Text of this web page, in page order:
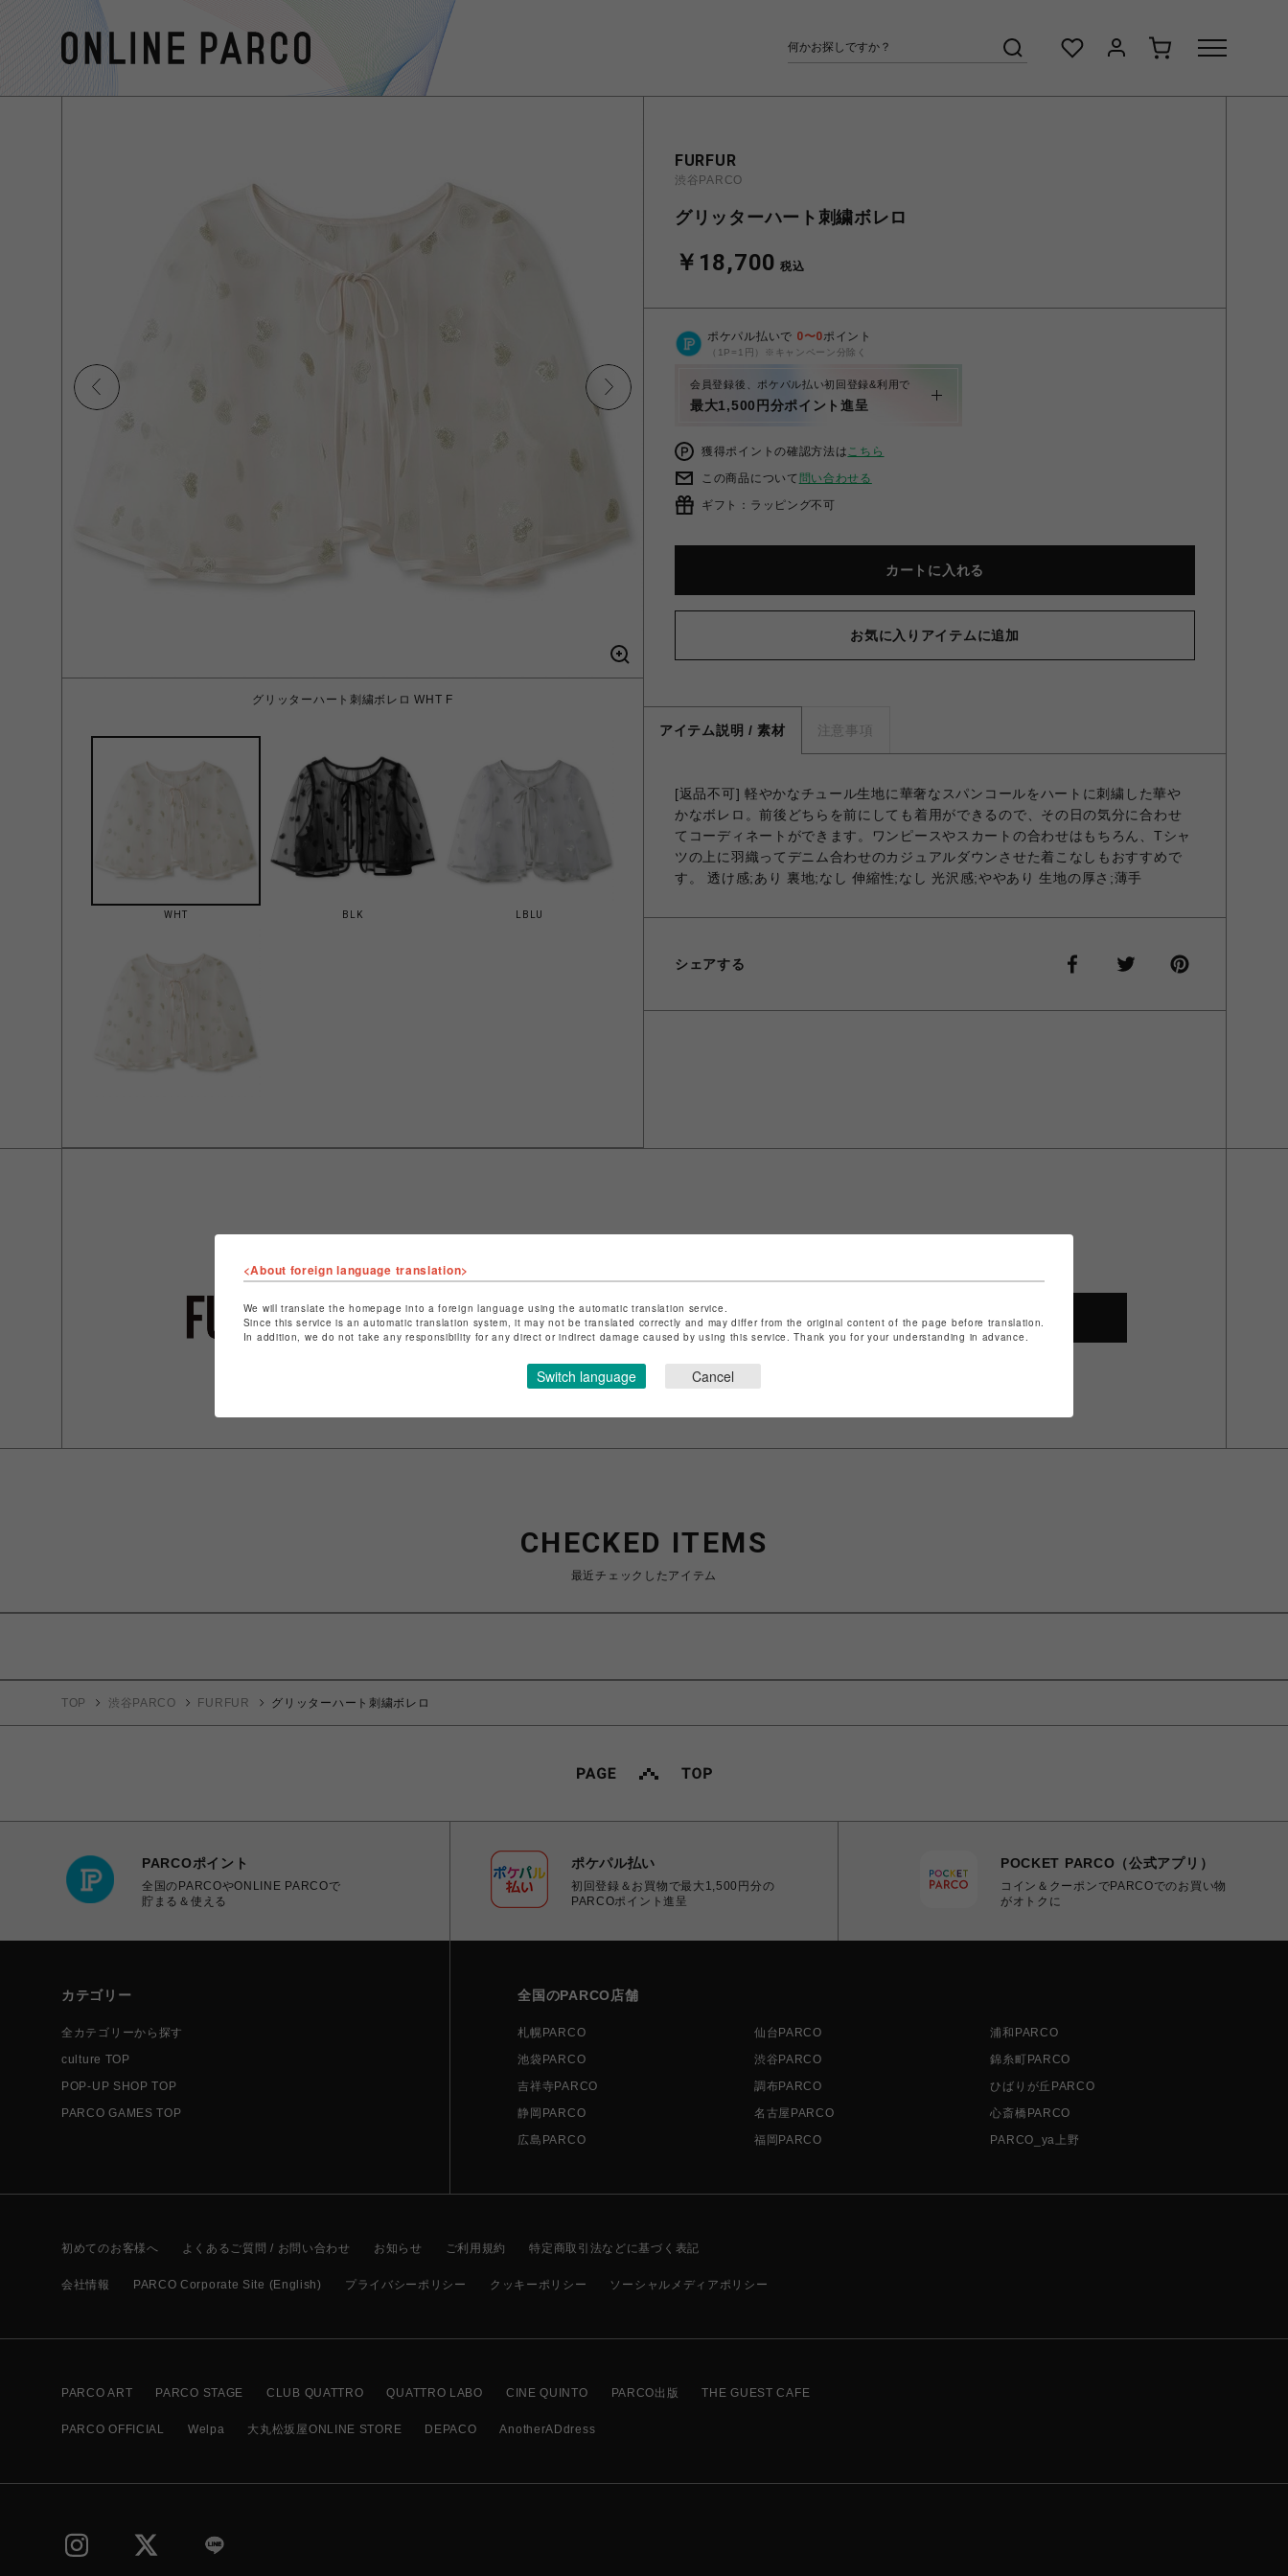
グリッターハート刺繍ボレロ WHT F
WHT BLK LBLU
FURFUR
渋谷PARCO
グリッターハート刺繍ボレロ
￥18,700 税込
ポケパル払いで 0〜0ポイント
（1P=1円）※キャンペーン分除く
会員登録後、ポケパル払い初回登録&利用で
最大1,500円分ポイント進呈
獲得ポイントの確認方法はこちら
この商品について 問い合わせる
ギフト：ラッピング不可
カートに入れる
お気に入りアイテムに追加
アイテム説明 / 素材 注意事項
[返品不可] 軽やかなチュール生地に華奢なスパンコールをハートに刺繍した華や
かなボレロ。前後どちらを前にしても着用ができるので、その日の気分に合わせ
てコーディネートができます。ワンピースやスカートの合わせはもちろん、Tシャ
ツの上に羽織ってデニム合わせのカジュアルダウンさせた着こなしもおすすめで
す。 透け感;あり 裏地;なし 伸縮性;なし 光沢感;ややあり 生地の厚さ;薄手
シェアする
ショップ名
特定商取引法など法令に基づく表記はこちら
ショップお問い合わせはこちら
SHOP TOP
CHECKED ITEMS
最近チェックしたアイテム
TOP 渋谷PARCO FURFUR グリッターハート刺繍ボレロ
PARCOポイント
全国のPARCOやONLINE PARCOで
貯まる＆使える
ポケパル払い
初回登録＆お買物で最大1,500円分の
PARCOポイント進呈
POCKET PARCO（公式アプリ）
コイン＆クーポンでPARCOでのお買い物
がオトクに
カテゴリー
全カテゴリーから探す
culture TOP
POP-UP SHOP TOP
PARCO GAMES TOP
全国のPARCO店舗
札幌PARCO 仙台PARCO
浦和PARCO
池袋PARCO
渋谷PARCO
錦糸町PARCO
吉祥寺PARCO
調布PARCO
ひばりが丘PARCO
静岡PARCO
名古屋PARCO
心斎橋PARCO
広島PARCO
福岡PARCO PARCO_ya上野
初めてのお客様へ よくあるご質問 / お問い合わせ お知らせ ご利用規約 特定商取引法などに基づく表記
会社情報 PARCO Corporate Site (English) プライバシーポリシー クッキーポリシー ソーシャルメディアポリシー
PARCO ART PARCO STAGE CLUB QUATTRO QUATTRO LABO CINE QUINTO PARCO出版 THE GUEST CAFE
PARCO OFFICIAL Welpa 大丸松坂屋ONLINE STORE DEPACO AnotherADdress
<About foreign language translation>
We will translate the homepage into a foreign language using the automatic translation service.
Since this service is an automatic translation system, it may not be translated correctly and may differ from the original content of the page before translation.
In addition, we do not take any responsibility for any direct or indirect damage caused by using this service. Thank you for your understanding in advance.
Switch language Cancel